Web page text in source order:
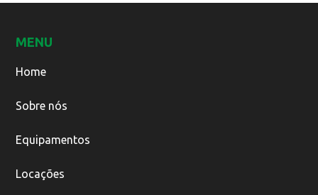
MENU
Home
Sobre nós
Equipamentos
Locações